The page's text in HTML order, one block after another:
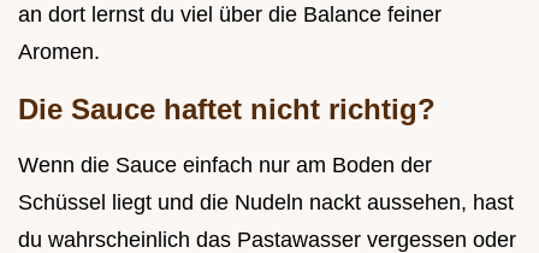
an dort lernst du viel über die Balance feiner
Aromen.
Die Sauce haftet nicht richtig?
Wenn die Sauce einfach nur am Boden der
Schüssel liegt und die Nudeln nackt aussehen, hast
du wahrscheinlich das Pastawasser vergessen oder